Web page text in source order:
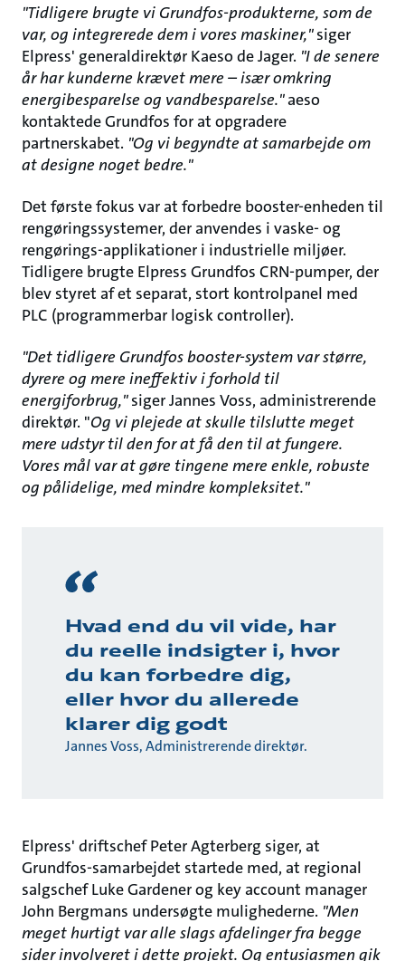
"Tidligere brugte vi Grundfos-produkterne, som de
var, og integrerede dem i vores maskiner,"siger
Elpress' generaldirektør Kaeso de Jager. "I de senere
år har kunderne krævet mere – især omkring
energibesparelse og vandbesparelse."aeso
kontaktede Grundfos for at opgradere
partnerskabet. "Og vi begyndte at samarbejde om
at designe noget bedre."
Det første fokus var at forbedre booster-enheden til
rengøringssystemer, der anvendes i vaske- og
rengørings-applikationer i industrielle miljøer.
Tidligere brugte Elpress Grundfos CRN-pumper, der
blev styret af et separat, stort kontrolpanel med
PLC (programmerbar logisk controller).
"Det tidligere Grundfos booster-system var større,
dyrere og mere ineffektiv i forhold til
energiforbrug,"siger Jannes Voss, administrerende
direktør. "Og vi plejede at skulle tilslutte meget
mere udstyr til den for at få den til at fungere.
Vores mål var at gøre tingene mere enkle, robuste
og pålidelige, med mindre kompleksitet."
Hvad end du vil vide, har
du reelle indsigter i, hvor
du kan forbedre dig,
eller hvor du allerede
klarer dig godt
Jannes Voss, Administrerende direktør.
Elpress' driftschef Peter Agterberg siger, at
Grundfos-samarbejdet startede med, at regional
salgschef Luke Gardener og key account manager
John Bergmans undersøgte mulighederne. "Men
meget hurtigt var alle slags afdelinger fra begge
sider involveret i dette projekt. Og entusiasmen gik